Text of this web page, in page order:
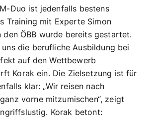
Duo ist jedenfalls bestens
Training mit Experte Simon
den ÖBB wurde bereits gestartet.
uns die berufliche Ausbildung bei
auf den Wettbewerb
Korak ein. Die Zielsetzung ist für
klar: „Wir reisen nach
vorne mitzumischen“, zeigt
Korak betont: